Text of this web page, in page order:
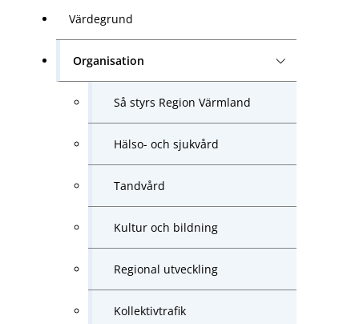
Värdegrund
Organisation
Så styrs Region Värmland
Hälso- och sjukvård
Tandvård
Kultur och bildning
Regional utveckling
Kollektivtrafik